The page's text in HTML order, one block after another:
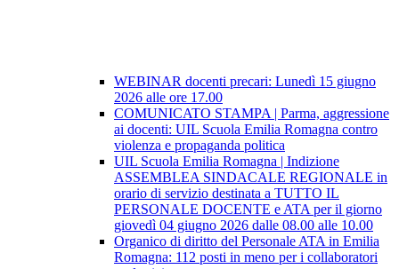
WEBINAR docenti precari: Lunedì 15 giugno
2026 alle ore 17.00
COMUNICATO STAMPA | Parma, aggressione
ai docenti: UIL Scuola Emilia Romagna contro
violenza e propaganda politica
UIL Scuola Emilia Romagna | Indizione
ASSEMBLEA SINDACALE REGIONALE in
orario di servizio destinata a TUTTO IL
PERSONALE DOCENTE e ATA per il giorno
giovedì 04 giugno 2026 dalle 08.00 alle 10.00
Organico di diritto del Personale ATA in Emilia
Romagna: 112 posti in meno per i collaboratori